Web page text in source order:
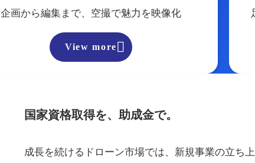
企画から編集まで、空撮で魅力を映像化
View more
国家資格取得を、助成金で。
成長を続けるドローン市場では、新規事業の立ち